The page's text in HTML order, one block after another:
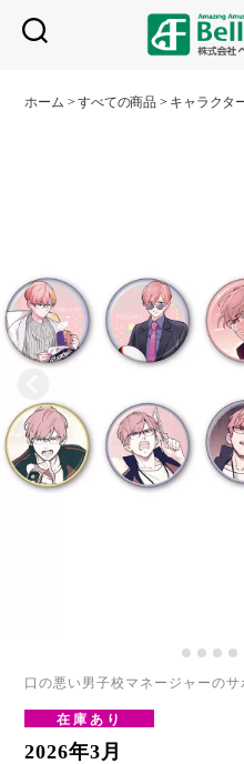
フ
ホーム >すべての商品 > キャラクタ
口の悪い男子校マネージャーの
在庫あり
2026年3月